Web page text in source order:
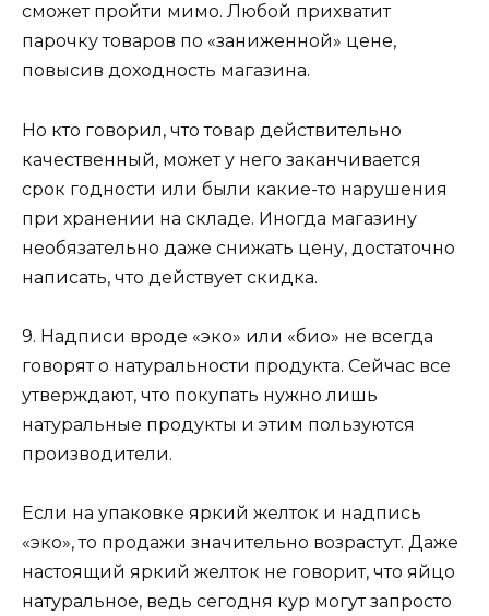
сможет пройти мимо. Любой прихватит
парочку товаров по «заниженной» цене,
повысив доходность магазина.
Но кто говорил, что товар действительно
качественный, может у него заканчивается
срок годности или были какие-то нарушения
при хранении на складе. Иногда магазину
необязательно даже снижать цену, достаточно
написать, что действует скидка.
9. Надписи вроде «эко» или «био» не всегда
говорят о натуральности продукта. Сейчас все
утверждают, что покупать нужно лишь
натуральные продукты и этим пользуются
производители.
Если на упаковке яркий желток и надпись
«эко», то продажи значительно возрастут. Даже
настоящий яркий желток не говорит, что яйцо
натуральное, ведь сегодня кур могут запросто